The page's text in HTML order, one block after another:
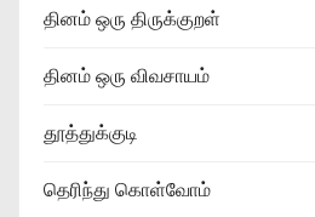
தினம் ஒரு திருக்குறள்
தினம் ஒரு விவசாயம்
தூத்துக்குடி
தெரிந்து கொள்வோம்